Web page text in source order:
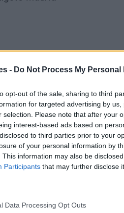
- Do Not Process My Personal
opt-out of the sale, sharing to third
for targeted advertising by
selection. Please note that after your
interest-based ads based on
to third parties prior to your
of your personal information by
This information may also be
Participants that may further disclose
Data Processing Opt Outs
Orense y Algete